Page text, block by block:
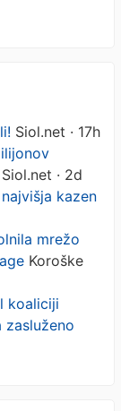
Siol.net · 17h
Siol.net · 2d
kazen
mrežo
Koroške
koaliciji